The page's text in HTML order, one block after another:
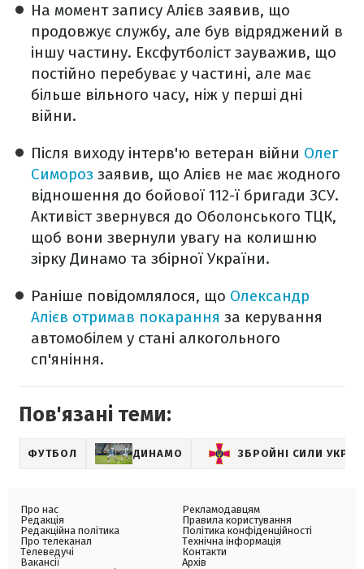
На момент запису Алієв заявив, що
продовжує службу, але був відряджений в
іншу частину. Ексфутболіст зауважив, що
постійно перебуває у частині, але має
більше вільного часу, ніж у перші дні
війни.
Після виходу інтерв'ю ветеран війни Олег
Симороз заявив, що Алієв не має жодного
відношення до бойової 112-ї бригади ЗСУ.
Активіст звернувся до Оболонського ТЦК,
щоб вони звернули увагу на колишню
зірку Динамо та збірної України.
Раніше повідомлялося, що Олександр
Алієв отримав покарання за керування
автомобілем у стані алкогольного
сп'яніння.
Пов'язані теми:
ФУТБОЛ ДИНАМО ЗБРОЙНІ СИЛИ
Про нас
Редакція
Редакційна політика
Про телеканал
Телеведучі
Вакансії
Рекламодавцям
Правила користування
Політика конфіденційності
Технічна інформація
Контакти
Архів